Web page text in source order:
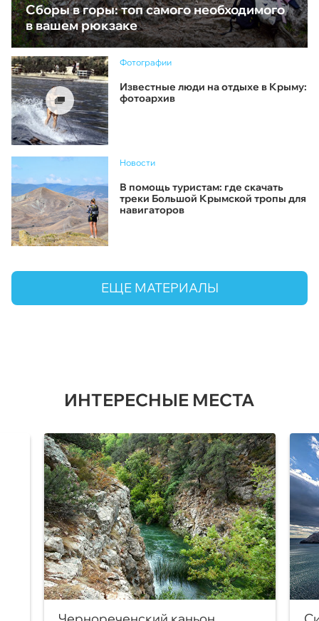
Сборы в горы: топ самого необходимого
в вашем рюкзаке
Фотографии
Известные люди на отдыхе в Крыму:
фотоархив
Новости
В помощь туристам: где скачать
треки Большой Крымской тропы для
навигаторов
ЕЩЕ МАТЕРИАЛЫ
ИНТЕРЕСНЫЕ МЕСТА